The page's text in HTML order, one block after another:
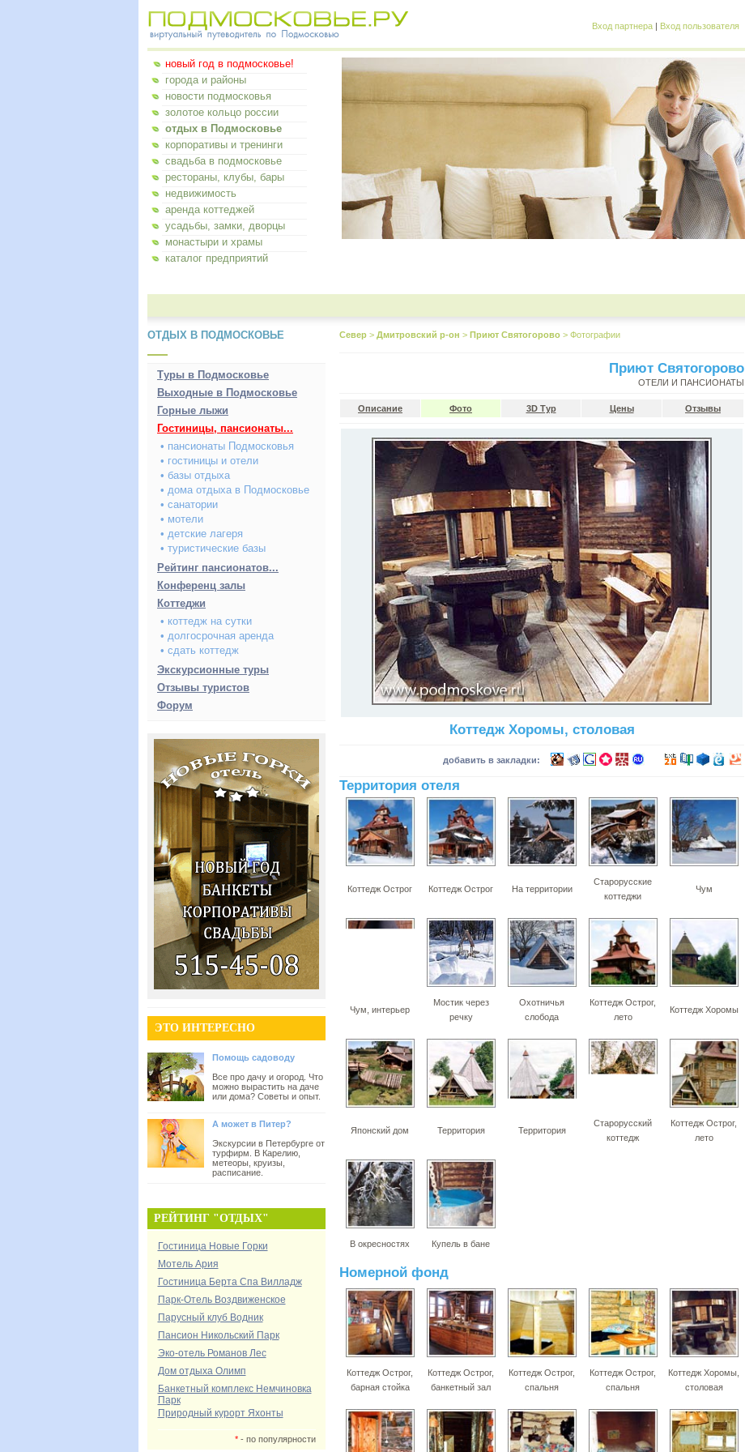
Вход партнера | Вход пользователя
новый год в подмосковье!
города и районы
новости подмосковья
золотое кольцо россии
отдых в Подмосковье
корпоративы и тренинги
свадьба в подмосковье
рестораны, клубы, бары
недвижимость
аренда коттеджей
усадьбы, замки, дворцы
монастыри и храмы
каталог предприятий
ОТДЫХ В ПОДМОСКОВЬЕ
Туры в Подмосковье
Выходные в Подмосковье
Горные лыжи
Гостиницы, пансионаты...
• пансионаты Подмосковья
• гостиницы и отели
• базы отдыха
• дома отдыха в Подмосковье
• санатории
• мотели
• детские лагеря
• туристические базы
Рейтинг пансионатов...
Конференц залы
Коттеджи
• коттедж на сутки
• долгосрочная аренда
• сдать коттедж
Экскурсионные туры
Отзывы туристов
Форум
ЭТО ИНТЕРЕСНО
Помощь садоводу
Все про дачу и огород. Что
можно вырастить на даче
или дома? Советы и опыт.
А может в Питер?
Экскурсии в Петербурге от
турфирм. В Карелию,
метеоры, круизы,
расписание.
РЕЙТИНГ "ОТДЫХ"
Гостиница Новые Горки
Мотель Ария
Гостиница Берта Спа Вилладж
Парк-Отель Воздвиженское
Парусный клуб Водник
Пансион Никольский Парк
Эко-отель Романов Лес
Дом отдыха Олимп
Банкетный комплекс Немчиновка
Парк
Природный курорт Яхонты
*- по популярности
Север > Дмитровский р-он > Приют Святогорово > Фотографии
Приют Святогорово
ОТЕЛИ И ПАНСИОНАТЫ
Описание Фото 3D Тур Цены Отзывы
Коттедж Хоромы, столовая
добавить в закладки:
Территория отеля
Коттедж Острог Коттедж Острог На территории
Старорусские
коттеджи
Чум
Чум, интерьер
Мостик через
речку
Охотничья
слобода
Коттедж Острог,
лето
Коттедж Хоромы
Японский дом Территория Территория
Старорусский
коттедж
Коттедж Острог,
лето
В окресностях Купель в бане
Номерной фонд
Коттедж Острог,
барная стойка
Коттедж Острог,
банкетный зал
Коттедж Острог,
спальня
Коттедж Острог,
спальня
Коттедж Хоромы,
столовая